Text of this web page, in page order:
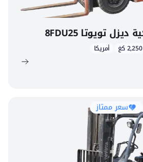
2,250 كغ أمريكا
سعر ممتاز